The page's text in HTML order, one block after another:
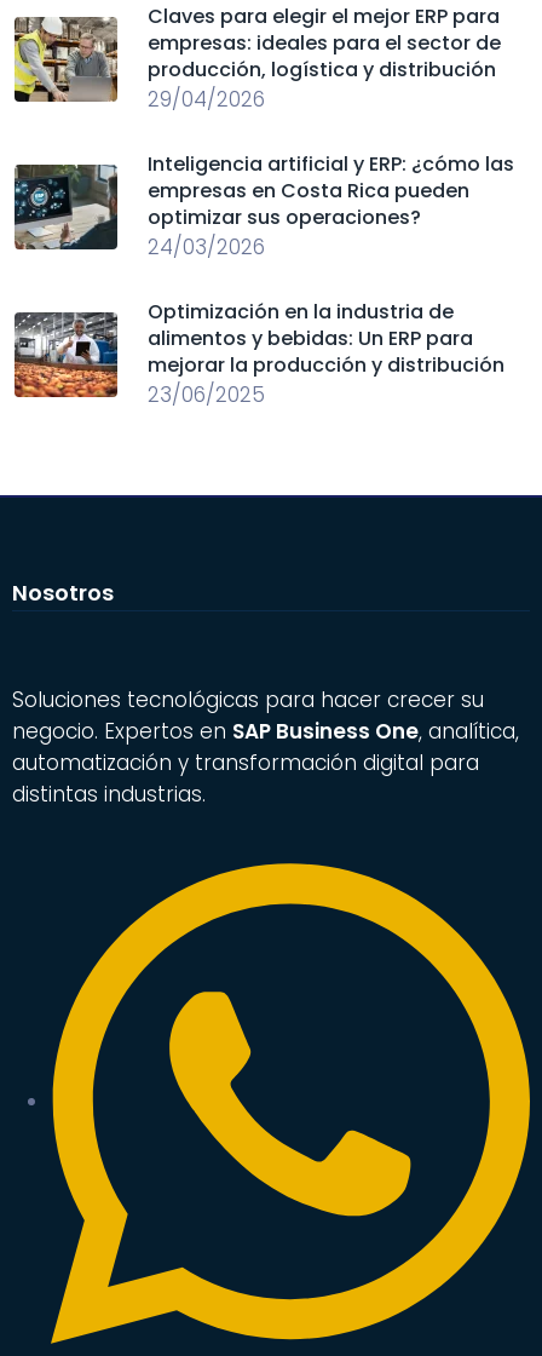
Claves para elegir el mejor ERP para
empresas: ideales para el sector de
producción, logística y distribución
29/04/2026
Inteligencia artificial y ERP: ¿cómo las
empresas en Costa Rica pueden
optimizar sus operaciones?
24/03/2026
Optimización en la industria de
alimentos y bebidas: Un ERP para
mejorar la producción y distribución
23/06/2025
Nosotros
Soluciones tecnológicas para hacer crecer su
negocio. Expertos en SAP Business One, analítica,
automatización y transformación digital para
distintas industrias.